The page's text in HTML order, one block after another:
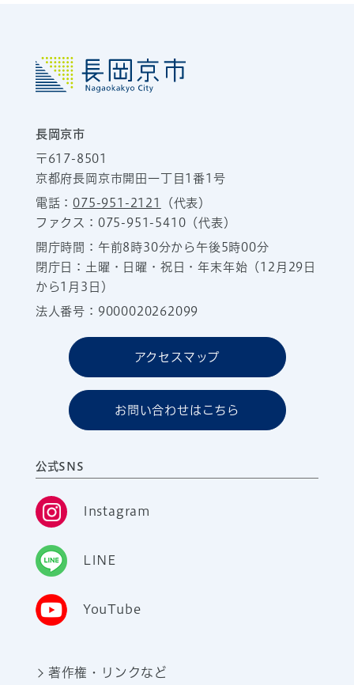
長岡京市
〒617-8501
京都府長岡京市開田一丁目1番1号
電話：075-951-2121
（代表）
ファクス：075-951-5410（代表）
開庁時間：午前8時30分から午後5時00分
閉庁日：土曜・日曜・祝日・年末年始（12月29日
から1月3日）
法人番号：9000020262099
アクセスマップ
お問い合わせはこちら
公式SNS
Instagram
LINE
YouTube
著作権・リンクなど